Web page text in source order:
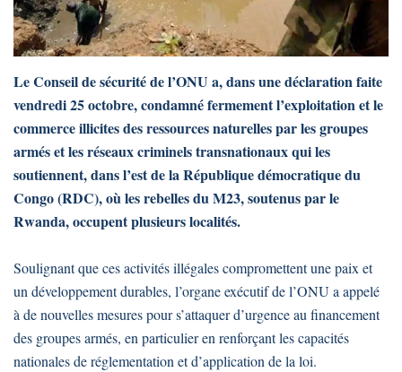
Le Conseil de sécurité de l’ONU a, dans une déclaration faite
vendredi 25 octobre, condamné fermement l’exploitation et le
commerce illicites des ressources naturelles par les groupes
armés et les réseaux criminels transnationaux qui les
soutiennent, dans l’est de la République démocratique du
Congo (RDC), où les rebelles du M23, soutenus par le
Rwanda, occupent plusieurs localités.
Soulignant que ces activités illégales compromettent une paix et
un développement durables, l’organe exécutif de l’ONU a appelé
à de nouvelles mesures pour s’attaquer d’urgence au financement
des groupes armés, en particulier en renforçant les capacités
nationales de réglementation et d’application de la loi.